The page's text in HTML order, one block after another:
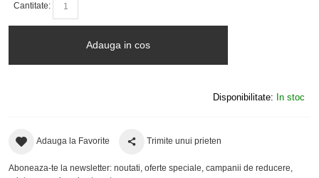
Cantitate:
Adauga in cos
Disponibilitate: In stoc
Adauga la Favorite Trimite unui prieten
Aboneaza-te la newsletter: noutati, oferte speciale, campanii de reducere,